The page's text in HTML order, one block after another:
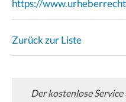
https://
Zurück zur Liste
Der kostenlose